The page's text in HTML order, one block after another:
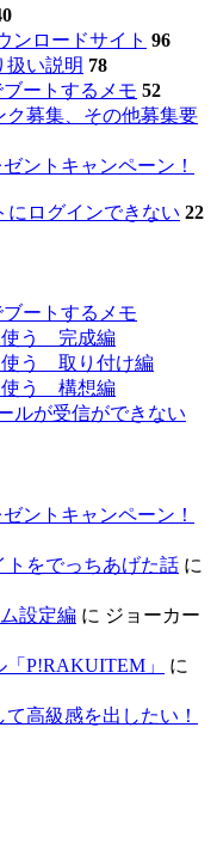
ロードサイト 96
い説明 78
ートするメモ 52
募集、その他募集要
ントキャンペーン！
にログインできない 22
ートするメモ
使う 完成編
使う 取り付け編
使う 構想編
ルが受信ができない
ントキャンペーン！
トをでっちあげた話 に
設定編 に ジョーカー
P!RAKUITEM」
に
高級感を出したい！